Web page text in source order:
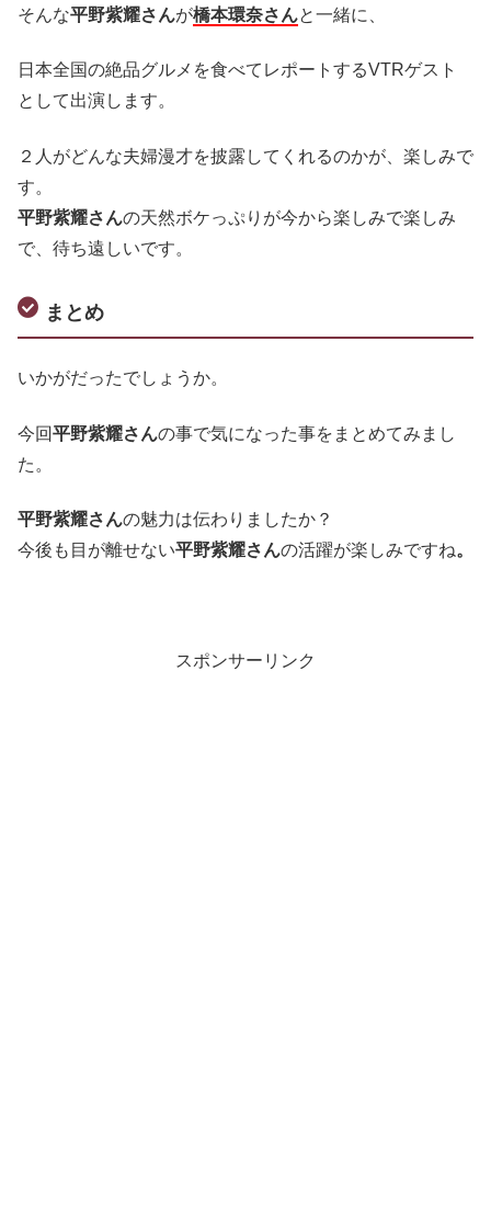
そんな平野紫耀さんが橋本環奈さんと一緒に、
日本全国の絶品グルメを食べてレポートするVTRゲスト
として出演します。
２人がどんな夫婦漫才を披露してくれるのかが、楽しみで
す。
平野紫耀さんの天然ボケっぷりが今から楽しみで楽しみ
で、待ち遠しいです。
まとめ
いかがだったでしょうか。
今回平野紫耀さんの事で気になった事をまとめてみまし
た。
平野紫耀さんの魅力は伝わりましたか？
今後も目が離せない平野紫耀さんの活躍が楽しみですね。
スポンサーリンク